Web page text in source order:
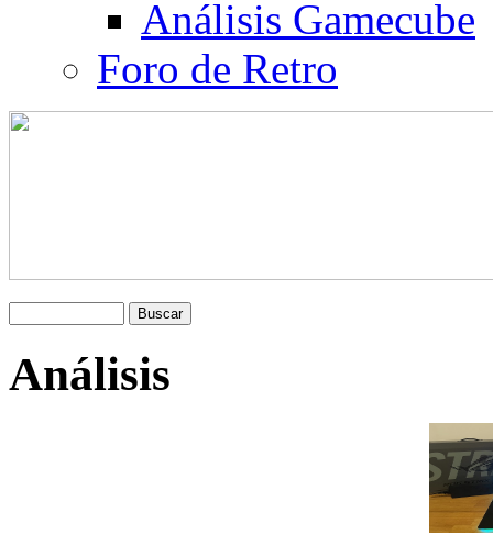
Análisis Gamecube
Foro de Retro
Análisis